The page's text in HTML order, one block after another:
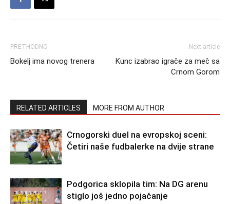
PRETHODNO
Bokelj ima novog trenera
Next article
Kunc izabrao igrače za meč sa
Crnom Gorom
RELATED ARTICLES MORE FROM AUTHOR
Crnogorski duel na evropskoj sceni:
Četiri naše fudbalerke na dvije strane
Podgorica sklopila tim: Na DG arenu
stiglo još jedno pojačanje